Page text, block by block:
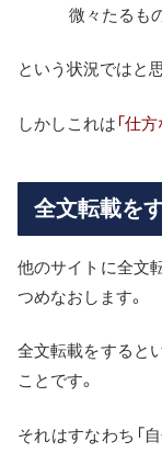
微々たるも
という状況ではと
しかしこれは 「仕
全文転載を
他のサイトに全文
つめなおします。
全文転載をすると
ことです。
それはすなわち「